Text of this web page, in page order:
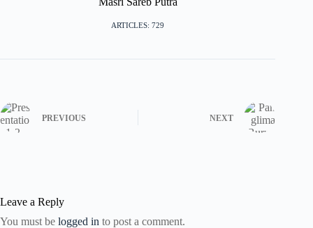
ARTICLES: 729
PREVIOUS NEXT
Leave a Reply
You must be logged in to post a comment.